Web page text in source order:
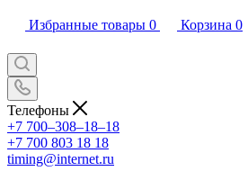
Избранные товары 0 Корзина 0
Телефоны
+7 700‒308‒18‒18
+7 700 803 18 18
timing@internet.ru